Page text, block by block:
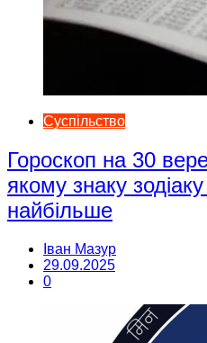
Суспільство
Гороскоп на 30
якому знаку
найбільше
Іван Мазур
29.09.2025
0